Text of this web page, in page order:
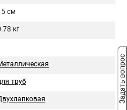
см
кг
труб Задать вопрос